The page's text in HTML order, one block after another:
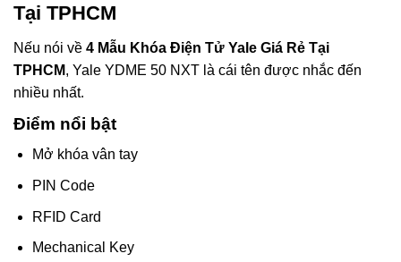
Tại TPHCM
Nếu nói về 4 Mẫu Khóa Điện Tử Yale Giá Rẻ Tại
TPHCM, Yale YDME 50 NXT là cái tên được nhắc đến
nhiều nhất.
Điểm nổi bật
Mở khóa vân tay
PIN Code
RFID Card
Mechanical Key